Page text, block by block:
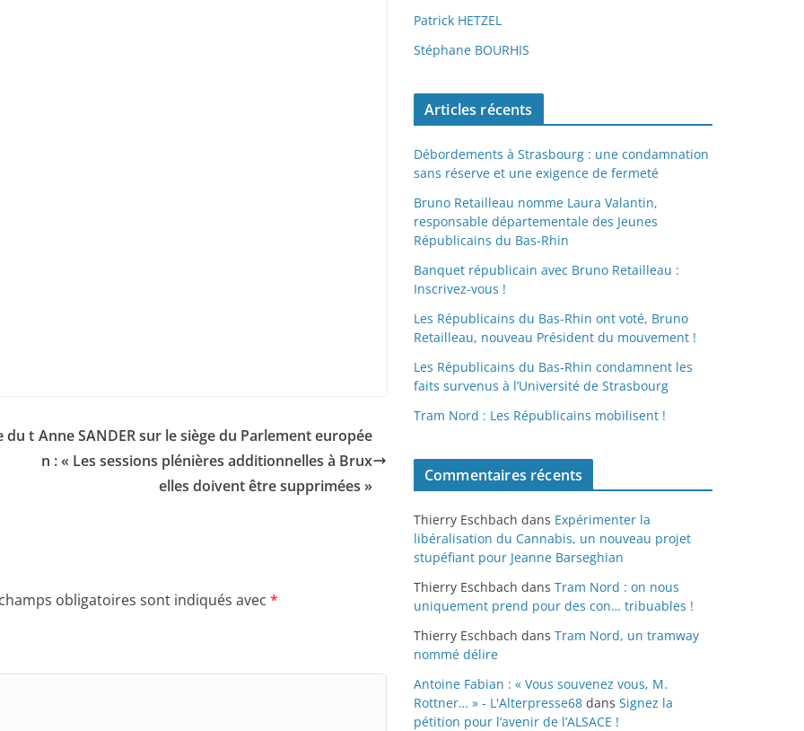
du t Anne SANDER sur le siège du Parlement europée
n : « Les sessions plénières additionnelles à Brux
elles doivent être supprimées »
obligatoires sont indiqués avec *
Patrick HETZEL
Stéphane BOURHIS
Articles récents
Débordements à Strasbourg : une condamnation
sans réserve et une exigence de fermeté
Bruno Retailleau nomme Laura Valantin,
responsable départementale des Jeunes
Républicains du Bas-Rhin
Banquet républicain avec Bruno Retailleau :
Inscrivez-vous !
Les Républicains du Bas-Rhin ont voté, Bruno
Retailleau, nouveau Président du mouvement !
Les Républicains du Bas-Rhin condamnent les
faits survenus à l’Université de Strasbourg
Tram Nord : Les Républicains mobilisent !
Commentaires récents
Thierry Eschbach dans Expérimenter la
libéralisation du Cannabis, un nouveau projet
stupéfiant pour Jeanne Barseghian
Thierry Eschbach dans Tram Nord : on nous
uniquement prend pour des con… tribuables !
Thierry Eschbach dans Tram Nord, un tramway
nommé délire
Antoine Fabian : « Vous souvenez vous, M.
Rottner… » - L'Alterpresse68 dans Signez la
pétition pour l’avenir de l’ALSACE !